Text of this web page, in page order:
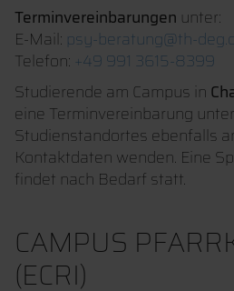
Terminvereinbarungen unter:
E-Mail: psy-beratung@th-
Telefon: +49 991 3615-8399
Studierende am Campus in
eine Terminvereinbarung
Studienstandortes ebenfalls
Kontaktdaten wenden. Eine
findet nach Bedarf statt.
CAMPUS
(ECRI)